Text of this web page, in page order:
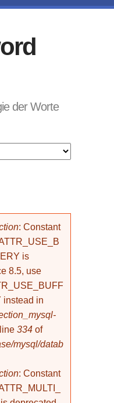
der Worte
: Constant
is
8.5, use
instead in
334 of
mysql/datab
: Constant